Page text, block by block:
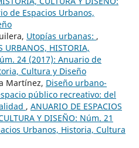
de Espacios Urbanos,
Utopías urbanas: ,
URBANOS, HISTORIA,
24 (2017): Anuario de
Cultura y Diseño
Martínez, Diseño urbano-
público recreativo: del
, ANUARIO DE ESPACIOS
Y DISEÑO: Núm. 21
Urbanos, Historia, Cultura